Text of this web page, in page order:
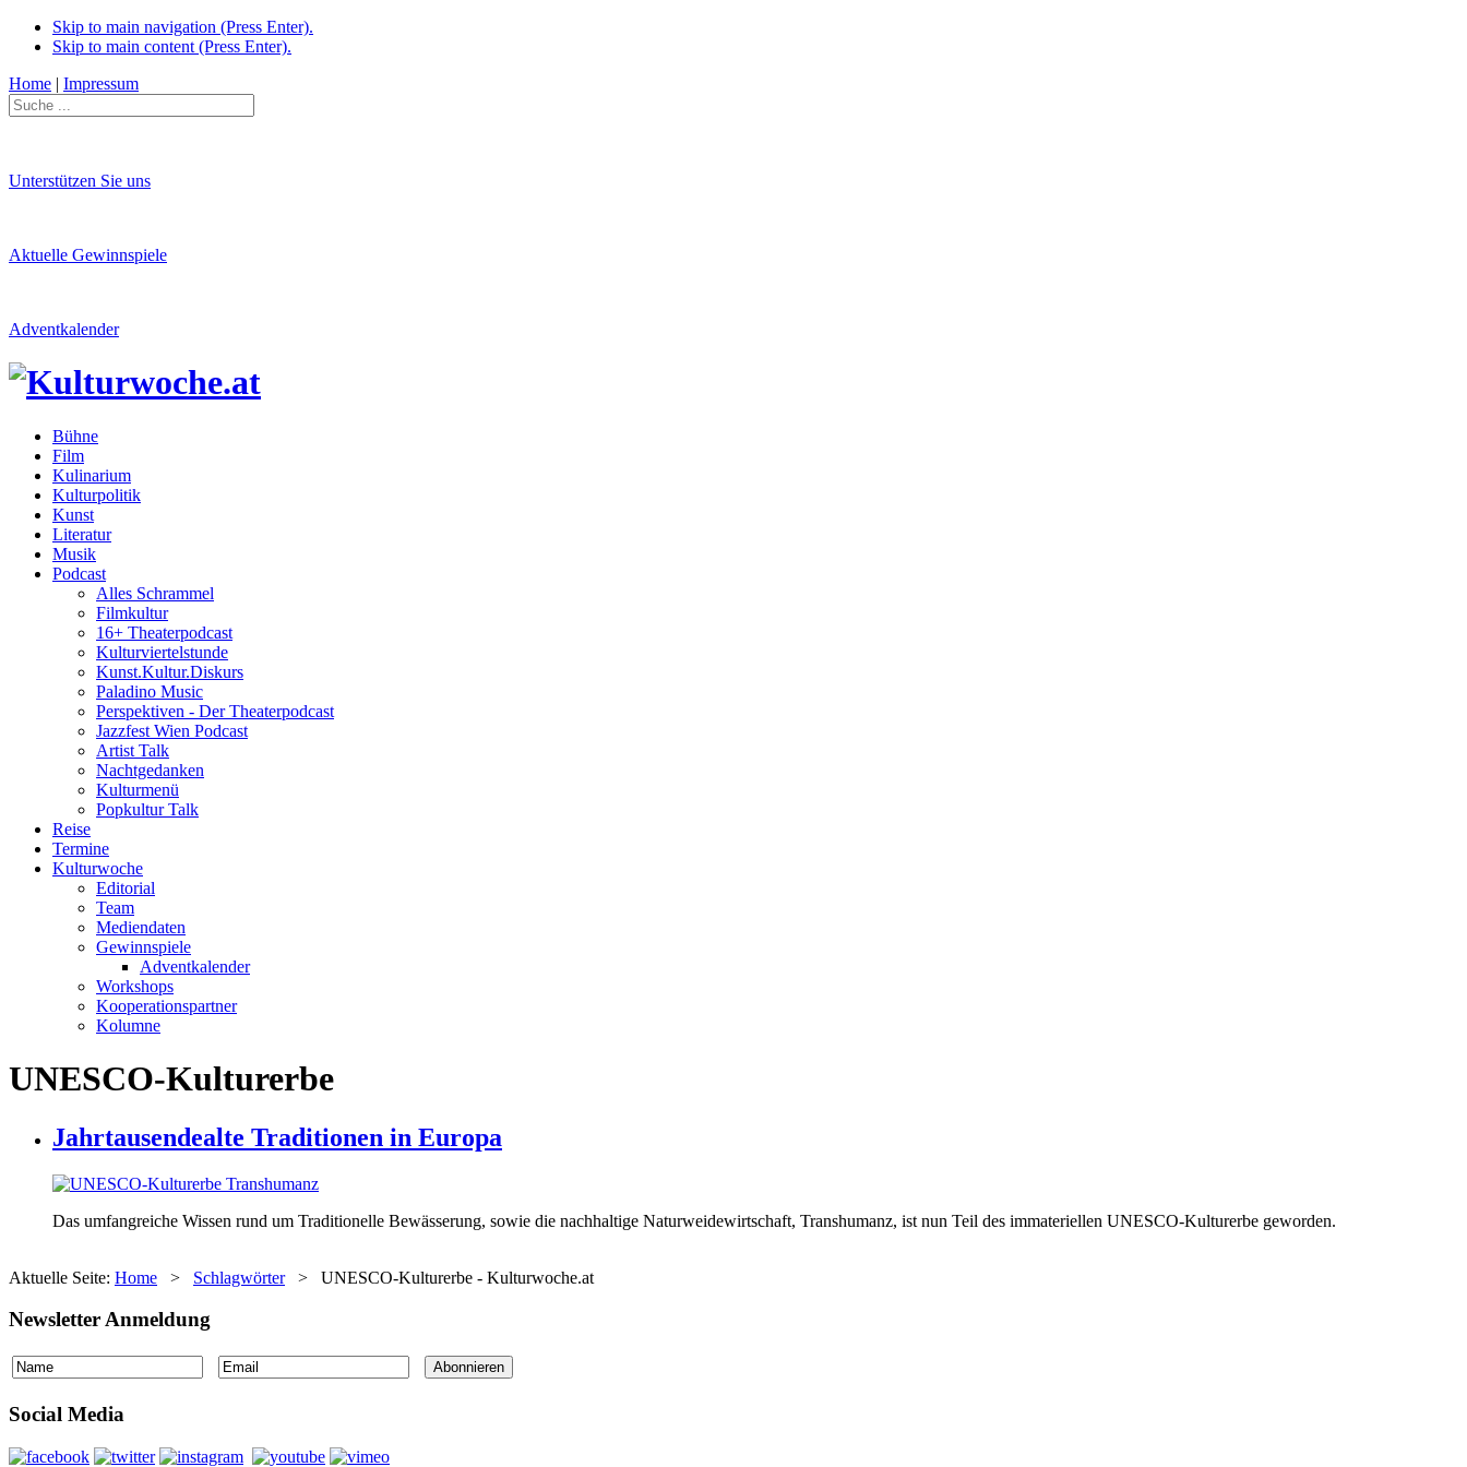
Skip to main navigation (Press Enter).
Skip to main content (Press Enter).
Home | Impressum
Unterstützen Sie uns
Aktuelle Gewinnspiele
Adventkalender
Bühne
Film
Kulinarium
Kulturpolitik
Kunst
Literatur
Musik
Podcast
Alles Schrammel
Filmkultur
16+ Theaterpodcast
Kulturviertelstunde
Kunst.Kultur.Diskurs
Paladino Music
Perspektiven - Der Theaterpodcast
Jazzfest Wien Podcast
Artist Talk
Nachtgedanken
Kulturmenü
Popkultur Talk
Reise
Termine
Kulturwoche
Editorial
Team
Mediendaten
Gewinnspiele
Adventkalender
Workshops
Kooperationspartner
Kolumne
UNESCO-Kulturerbe
Jahrtausendealte Traditionen in Europa
Das umfangreiche Wissen rund um Traditionelle Bewässerung, sowie die nachhaltige Naturweidewirtschaft, Transhumanz, ist nun Teil des immateriellen UNESCO-Kulturerbe geworden.
Aktuelle Seite: Home > Schlagwörter > UNESCO-Kulturerbe - Kulturwoche.at
Newsletter Anmeldung
Social Media